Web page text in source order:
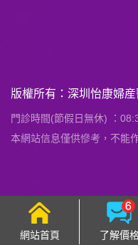
版權所有：深圳怡康婦
門診時間(節假日無休) ：
本網站信息僅供慘考，不能
網站首頁 了解價